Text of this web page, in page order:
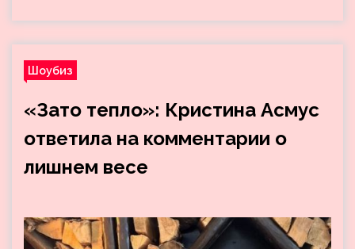
Шоубиз
«Зато тепло»: Кристина Асмус
ответила на комментарии о
лишнем весе